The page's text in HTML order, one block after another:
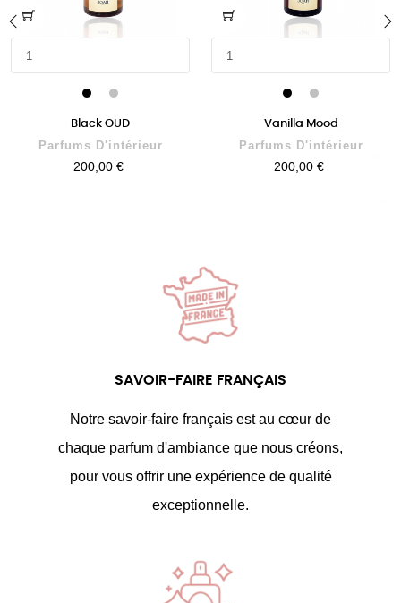
Black OUD
Parfums D'intérieur
Prix
200,00 €
Vanilla Mood
Parfums D'intérieur
Prix
200,00 €
SAVOIR-FAIRE FRANÇAIS
Notre savoir-faire français est au cœur de
chaque parfum d'ambiance que nous créons,
pour vous offrir une expérience de qualité
exceptionnelle.